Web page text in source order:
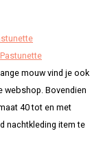
Pastunette
mouw vind je ook
webshop. Bovendien
40 tot en met
nachtkleding item te